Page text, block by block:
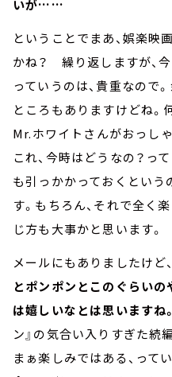
いが……
ということでまあ、娯楽
かね？ 繰り返しますが、今
っていうのは、貴重なので
ところもありますけどね。
Mr.ホワイトさんがおっし
これ、今時はどうなの？っ
も引っかかっておくという
す。もちろん、それで全く
じ方も大事かと思います。
メールにもありましたけど
とポンポンとこのぐらいの
は嬉しいなとは思いますね。
ン』の気合い入りすぎた続
まぁ楽しみではある、って